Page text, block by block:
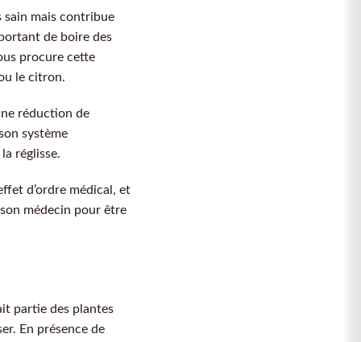
sain mais contribue
de boire des
procure cette
le citron.
réduction de
système
réglisse.
d’ordre médical, et
médecin pour être
partie des plantes
En présence de